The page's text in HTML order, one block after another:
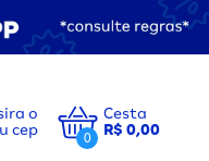
o
cep
0
Cesta
R$ 0,00